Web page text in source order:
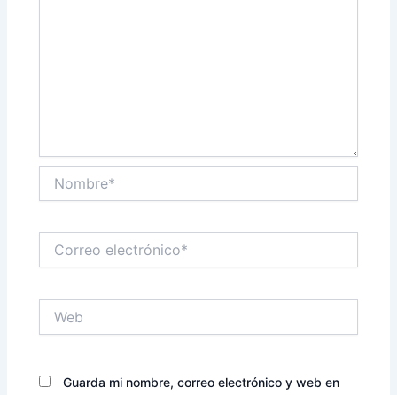
electrónico*
Guarda mi nombre, correo electrónico y web en